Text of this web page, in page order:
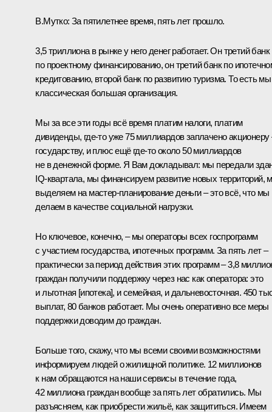
В.Мутко: За пятилетнее время, пять лет прошло.
3,5 триллиона в рынке у него денег работает. Он третий банк
по проектному финансированию, он третий банк по
кредитованию, второй банк по развитию туризма. То есть мы
классическая большая организация.
Мы за все эти годы всё время платим налоги, платим
дивиденды, где-то уже 75 миллиардов заплачено акционеру
государству, и плюс ещё где-то около 50 миллиардов
не в денежной форме. Я Вам докладывал: мы передали
IQ-квартала, мы финансируем развитие новых территорий,
выделяем на мастер-планирование деньги – это всё, что мы
делаем в качестве социальной нагрузки.
Но ключевое, конечно, – мы операторы всех госпрограмм
с участием государства, ипотечных программ. За пять лет –
практически за период действия этих программ – 3,8
граждан получили поддержку через нас как оператора: это
и льготная [ипотека], и семейная, и дальневосточная. 450
выплат, 80 банков работает. Мы очень оперативно все меры
поддержки доводим до граждан.
Больше того, скажу, что мы всеми своими возможностями
информируем людей о жилищной политике. 12 миллионов
к нам обращаются на наши сервисы в течение года,
42 миллиона граждан вообще за пять лет обратились. Мы
разъясняем, как приобрести жильё, как защититься. Имеем